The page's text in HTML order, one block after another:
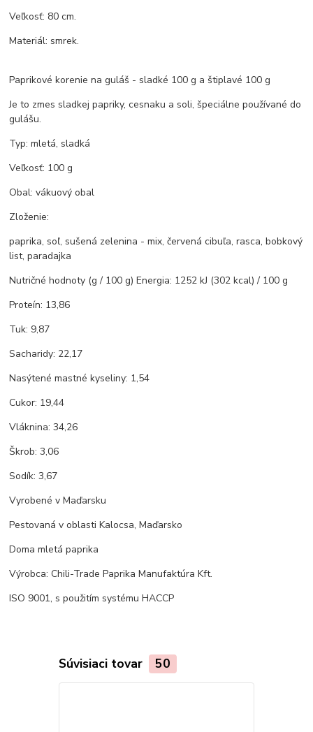
Veľkosť: 80 cm.
Materiál: smrek.
Paprikové korenie na guláš - sladké 100 g a štiplavé 100 g
Je to zmes sladkej papriky, cesnaku a soli, špeciálne používané do
gulášu.
Typ: mletá, sladká
Veľkosť: 100 g
Obal: vákuový obal
Zloženie:
paprika, soľ, sušená zelenina - mix, červená cibuľa, rasca, bobkový
list, paradajka
Nutričné hodnoty (g / 100 g) Energia: 1252 kJ (302 kcal) / 100 g
Proteín: 13,86
Tuk: 9,87
Sacharidy: 22,17
Nasýtené mastné kyseliny: 1,54
Cukor: 19,44
Vláknina: 34,26
Škrob: 3,06
Sodík: 3,67
Vyrobené v Maďarsku
Pestovaná v oblasti Kalocsa, Maďarsko
Doma mletá paprika
Výrobca: Chili-Trade Paprika Manufaktúra Kft.
ISO 9001, s použitím systému HACCP
Súvisiaci tovar 50